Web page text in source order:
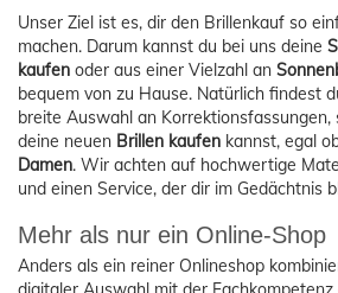
Unser Ziel ist es, dir den Brillenkauf so
machen. Darum kannst du bei uns deine
kaufen oder aus einer Vielzahl an
bequem von zu Hause. Natürlich findest
breite Auswahl an Korrektionsfassungen,
deine neuen Brillen kaufen kannst, egal
Damen. Wir achten auf hochwertige
und einen Service, der dir im Gedächtnis
Mehr als nur ein Online-Shop
Anders als ein reiner Onlineshop